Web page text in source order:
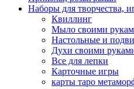
Наборы для творчества,
Квиллинг
Мыло своими
Настольные и
Духи своими
Все для лепки
Карточные игры
карты таро